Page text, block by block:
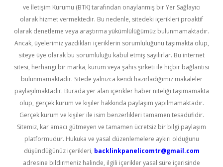
ve İletişim Kurumu (BTK) tarafından onaylanmış bir Yer Sağlayıcı
olarak hizmet vermektedir. Bu nedenle, sitedeki içerikleri proaktif
olarak denetleme veya araştırma yükümlülüğümüz bulunmamaktadır.
Ancak, üyelerimiz yazdıkları içeriklerin sorumluluğunu taşımakta olup,
siteye üye olarak bu sorumluluğu kabul etmiş sayılırlar. Bu internet
sitesi, herhangi bir marka, kurum veya şahıs şirketi ile hiçbir bağlantısı
bulunmamaktadır. Sitede yalnızca kendi hazırladığımız makaleler
paylaşılmaktadır. Burada yer alan içerikler haber niteliği taşımamakta
olup, gerçek kurum ve kişiler hakkında paylaşım yapılmamaktadır.
Gerçek kurum ve kişiler ile isim benzerlikleri tamamen tesadüfidir.
Sitemiz, kar amacı gütmeyen ve tamamen ücretsiz bir bilgi paylaşım
platformudur. Hukuka ve yasal düzenlemelere aykırı olduğunu
düşündüğünüz içerikleri, backlinkpanelicomtr@gmail.com
adresine bildirmeniz halinde, ilgili içerikler yasal süre içerisinde